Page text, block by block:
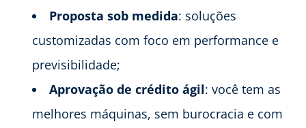
Proposta sob medida: soluções
customizadas com foco em performance e
previsibilidade;
Aprovação de crédito ágil: você tem as
melhores máquinas, sem burocracia e com